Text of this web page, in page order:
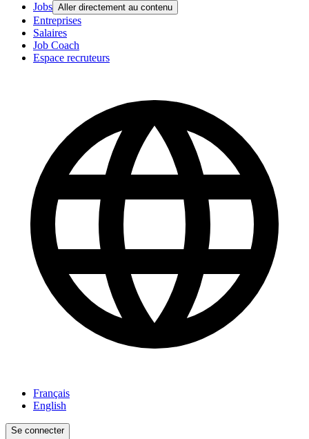
Jobs Aller directement au contenu
Entreprises
Salaires
Job Coach
Espace recruteurs
Français
English
Se connecter